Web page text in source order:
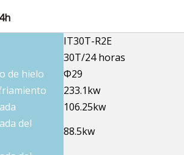
IT30T-R2E
30T/24 horas
de hielo
Φ29
233.1kw
106.25kw
del
88.5kw